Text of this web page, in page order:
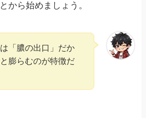
から始めましょう。
「膿の出口」だか
膨らむのが特徴だ